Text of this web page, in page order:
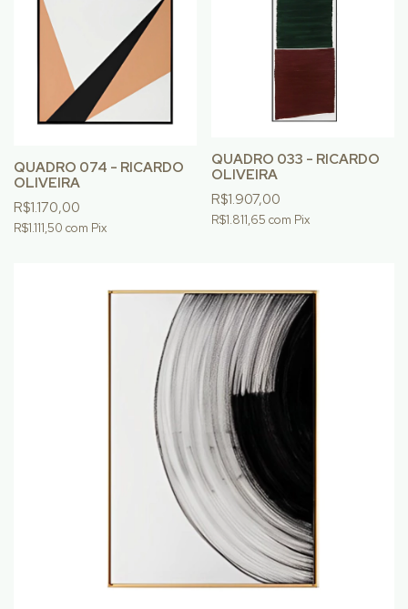
QUADRO 074 - RICARDO
OLIVEIRA
R$1.170,00
R$1.111,50 com Pix
QUADRO 033 - RICARDO
OLIVEIRA
R$1.907,00
R$1.811,65 com Pix